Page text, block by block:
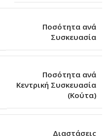
Ποσότητα ανά
Συσκευασία
Ποσότητα ανά
Κεντρική Συσκευασία
(Κούτα)
Διαστάσεις